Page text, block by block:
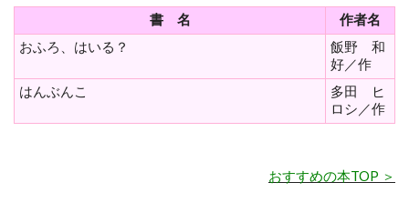
書 名
作者名
おふろ、はいる？
飯野 和
好／作
はんぶんこ
多田 ヒ
ロシ／作
おすすめの本TOP ＞